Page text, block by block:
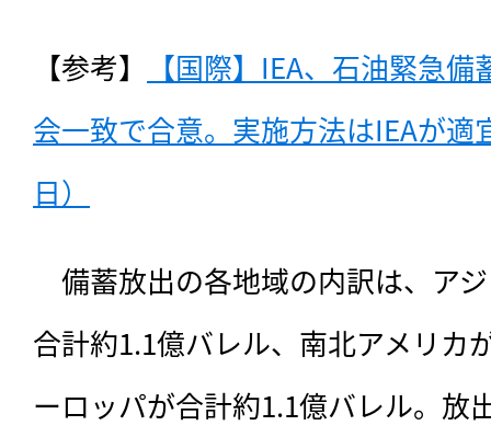
【参考】
【国際】IEA、石油緊急
会一致で合意。実施方法はIEAが適
日）
備蓄放出の各地域の内訳は、ア
合計約1.1億バレル、南北アメリカ
ーロッパが合計約1.1億バレル。放